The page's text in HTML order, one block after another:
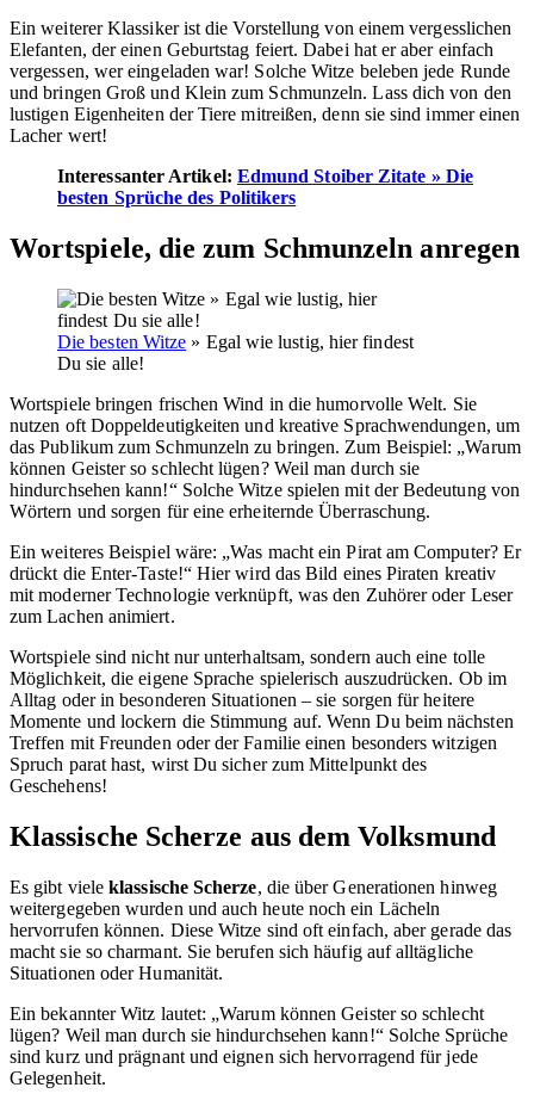
Ein weiterer Klassiker ist die Vorstellung von einem vergesslichen
Elefanten, der einen Geburtstag feiert. Dabei hat er aber einfach
vergessen, wer eingeladen war! Solche Witze beleben jede Runde
und bringen Groß und Klein zum Schmunzeln. Lass dich von den
lustigen Eigenheiten der Tiere mitreißen, denn sie sind immer einen
Lacher wert!
Interessanter Artikel: Edmund Stoiber Zitate » Die
besten Sprüche des Politikers
Wortspiele, die zum Schmunzeln anregen
Die besten Witze » Egal wie lustig, hier findest
Du sie alle!
Wortspiele bringen frischen Wind in die humorvolle Welt. Sie
nutzen oft Doppeldeutigkeiten und kreative Sprachwendungen, um
das Publikum zum Schmunzeln zu bringen. Zum Beispiel: „Warum
können Geister so schlecht lügen? Weil man durch sie
hindurchsehen kann!“ Solche Witze spielen mit der Bedeutung von
Wörtern und sorgen für eine erheiternde Überraschung.
Ein weiteres Beispiel wäre: „Was macht ein Pirat am Computer? Er
drückt die Enter-Taste!“ Hier wird das Bild eines Piraten kreativ
mit moderner Technologie verknüpft, was den Zuhörer oder Leser
zum Lachen animiert.
Wortspiele sind nicht nur unterhaltsam, sondern auch eine tolle
Möglichkeit, die eigene Sprache spielerisch auszudrücken. Ob im
Alltag oder in besonderen Situationen – sie sorgen für heitere
Momente und lockern die Stimmung auf. Wenn Du beim nächsten
Treffen mit Freunden oder der Familie einen besonders witzigen
Spruch parat hast, wirst Du sicher zum Mittelpunkt des
Geschehens!
Klassische Scherze aus dem Volksmund
Es gibt vieleklassische Scherze, die über Generationen hinweg
weitergegeben wurden und auch heute noch ein Lächeln
hervorrufen können. Diese Witze sind oft einfach, aber gerade das
macht sie so charmant. Sie berufen sich häufig auf alltägliche
Situationen oder Humanität.
Ein bekannter Witz lautet: „Warum können Geister so schlecht
lügen? Weil man durch sie hindurchsehen kann!“ Solche Sprüche
sind kurz und prägnant und eignen sich hervorragend für jede
Gelegenheit.